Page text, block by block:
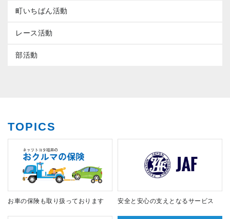
町いちばん活動
レース活動
部活動
TOPICS
お車の保険も取り扱っております 安全と安心の支えとなるサービス